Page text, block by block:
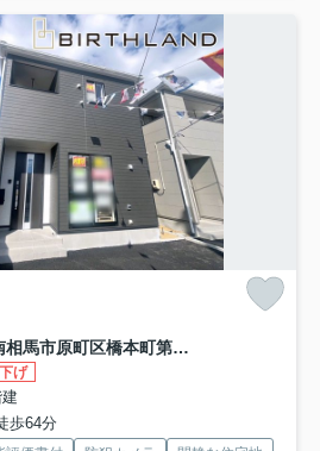
新築戸建・新築建売 南相馬市原町区橋本町第2 第二小・第一中
げ
歩64分